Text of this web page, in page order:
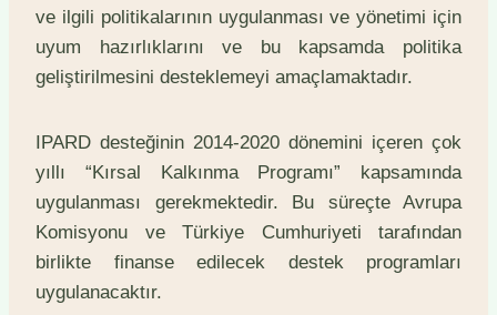
ve ilgili politikalarının uygulanması ve yönetimi için
uyum hazırlıklarını ve bu kapsamda politika
geliştirilmesini desteklemeyi amaçlamaktadır.
IPARD desteğinin 2014-2020 dönemini içeren çok
yıllı “Kırsal Kalkınma Programı” kapsamında
uygulanması gerekmektedir. Bu süreçte Avrupa
Komisyonu ve Türkiye Cumhuriyeti tarafından
birlikte finanse edilecek destek programları
uygulanacaktır.